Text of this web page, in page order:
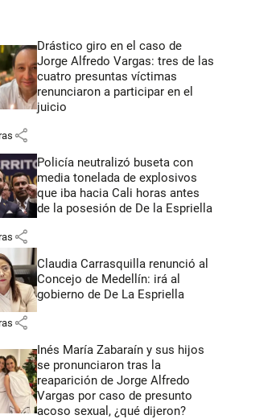
Drástico giro en el caso de
Jorge Alfredo Vargas: tres de las
cuatro presuntas víctimas
renunciaron a participar en el
juicio
share
Policía neutralizó buseta con
media tonelada de explosivos
que iba hacia Cali horas antes
de la posesión de De la Espriella
share
Claudia Carrasquilla renunció al
Concejo de Medellín: irá al
gobierno de De La Espriella
share
Inés María Zabaraín y sus hijos
se pronunciaron tras la
reaparición de Jorge Alfredo
Vargas por caso de presunto
acoso sexual, ¿qué dijeron?